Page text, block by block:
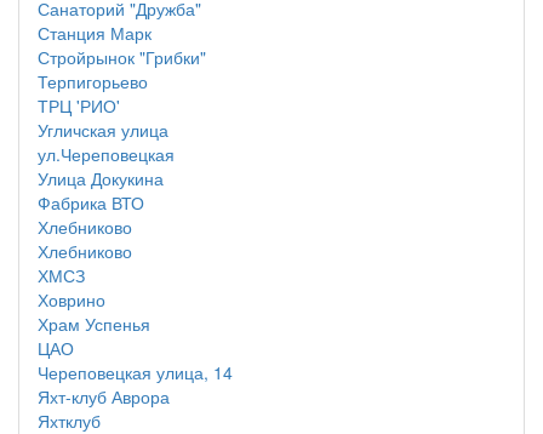
Санаторий "Дружба"
Станция Марк
Стройрынок "Грибки"
Терпигорьево
ТРЦ 'РИО'
Угличская улица
ул.Череповецкая
Улица Докукина
Фабрика ВТО
Хлебниково
Хлебниково
ХМСЗ
Ховрино
Храм Успенья
ЦАО
Череповецкая улица, 14
Яхт-клуб Аврора
Яхтклуб